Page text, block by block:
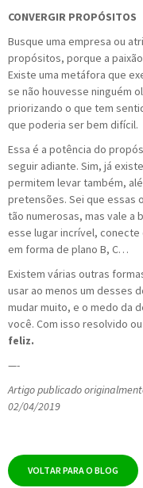
CONVERGIR PROPÓSITOS
Busque uma empresa ou
propósitos, porque a
Existe uma metáfora que
se não houvesse ninguém
priorizando o que tem
que poderia ser bem difícil.
Essa é a potência do
seguir adiante. Sim, já
permitem levar também,
pretensões. Sei que essas
tão numerosas, mas vale a
esse lugar incrível,
em forma de plano B, C…
Existem várias outras
usar ao menos um desses
mudar muito, e o medo da
você. Com isso resolvido
feliz.
—-
Artigo publicado
02/04/2019
VOLTAR PARA O BLOG